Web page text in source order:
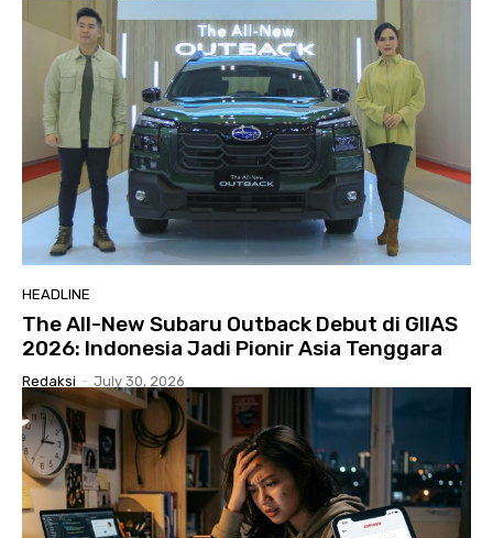
HEADLINE
The All-New Subaru Outback Debut di GIIAS
2026: Indonesia Jadi Pionir Asia Tenggara
Redaksi - July 30, 2026